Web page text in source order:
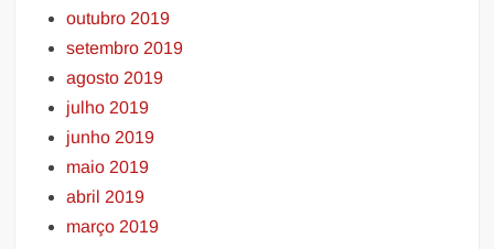
outubro 2019
setembro 2019
agosto 2019
julho 2019
junho 2019
maio 2019
abril 2019
março 2019